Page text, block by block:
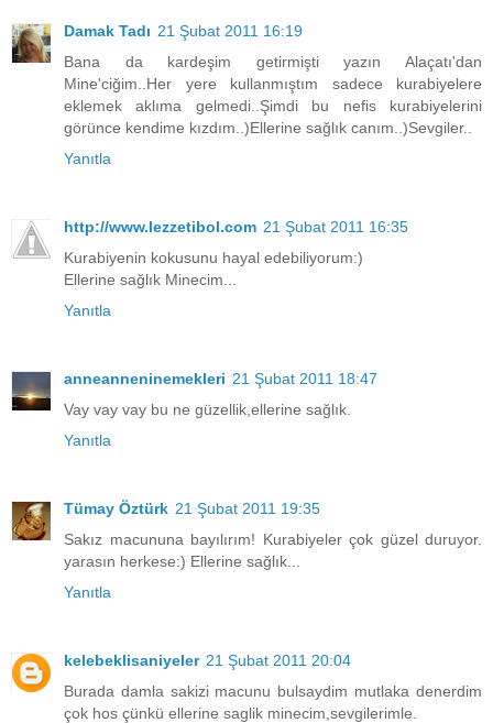
Damak Tadı 21 Şubat 2011 16:19
Bana da kardeşim getirmişti yazın Alaçatı'dan
Mine'ciğim..Her yere kullanmıştım sadece kurabiyelere
eklemek aklıma gelmedi..Şimdi bu nefis kurabiyelerini
görünce kendime kızdım..)Ellerine sağlık canım..)Sevgiler..
Yanıtla
http://www.lezzetibol.com 21 Şubat 2011 16:35
Kurabiyenin kokusunu hayal edebiliyorum:)
Ellerine sağlık Minecim...
Yanıtla
anneanneninemekleri 21 Şubat 2011 18:47
Vay vay vay bu ne güzellik,ellerine sağlık.
Yanıtla
Tümay Öztürk 21 Şubat 2011 19:35
Sakız macununa bayılırım! Kurabiyeler çok güzel duruyor.
yarasın herkese:) Ellerine sağlık...
Yanıtla
kelebeklisaniyeler 21 Şubat 2011 20:04
Burada damla sakizi macunu bulsaydim mutlaka denerdim
çok hos çünkü ellerine saglik minecim,sevgilerimle.